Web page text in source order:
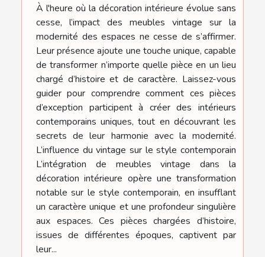
À l'heure où la décoration intérieure évolue sans
cesse, l’impact des meubles vintage sur la
modernité des espaces ne cesse de s’affirmer.
Leur présence ajoute une touche unique, capable
de transformer n’importe quelle pièce en un lieu
chargé d’histoire et de caractère. Laissez-vous
guider pour comprendre comment ces pièces
d’exception participent à créer des intérieurs
contemporains uniques, tout en découvrant les
secrets de leur harmonie avec la modernité.
L’influence du vintage sur le style contemporain
L’intégration de meubles vintage dans la
décoration intérieure opère une transformation
notable sur le style contemporain, en insufflant
un caractère unique et une profondeur singulière
aux espaces. Ces pièces chargées d’histoire,
issues de différentes époques, captivent par
leur...